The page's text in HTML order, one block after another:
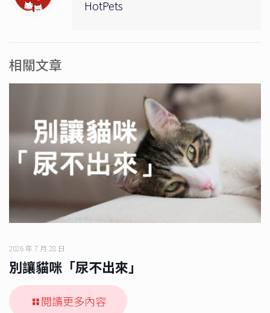
HotPets
相關文章
2026 年 7 月 28 日
別讓貓咪「尿不出來」
閱讀更多內容